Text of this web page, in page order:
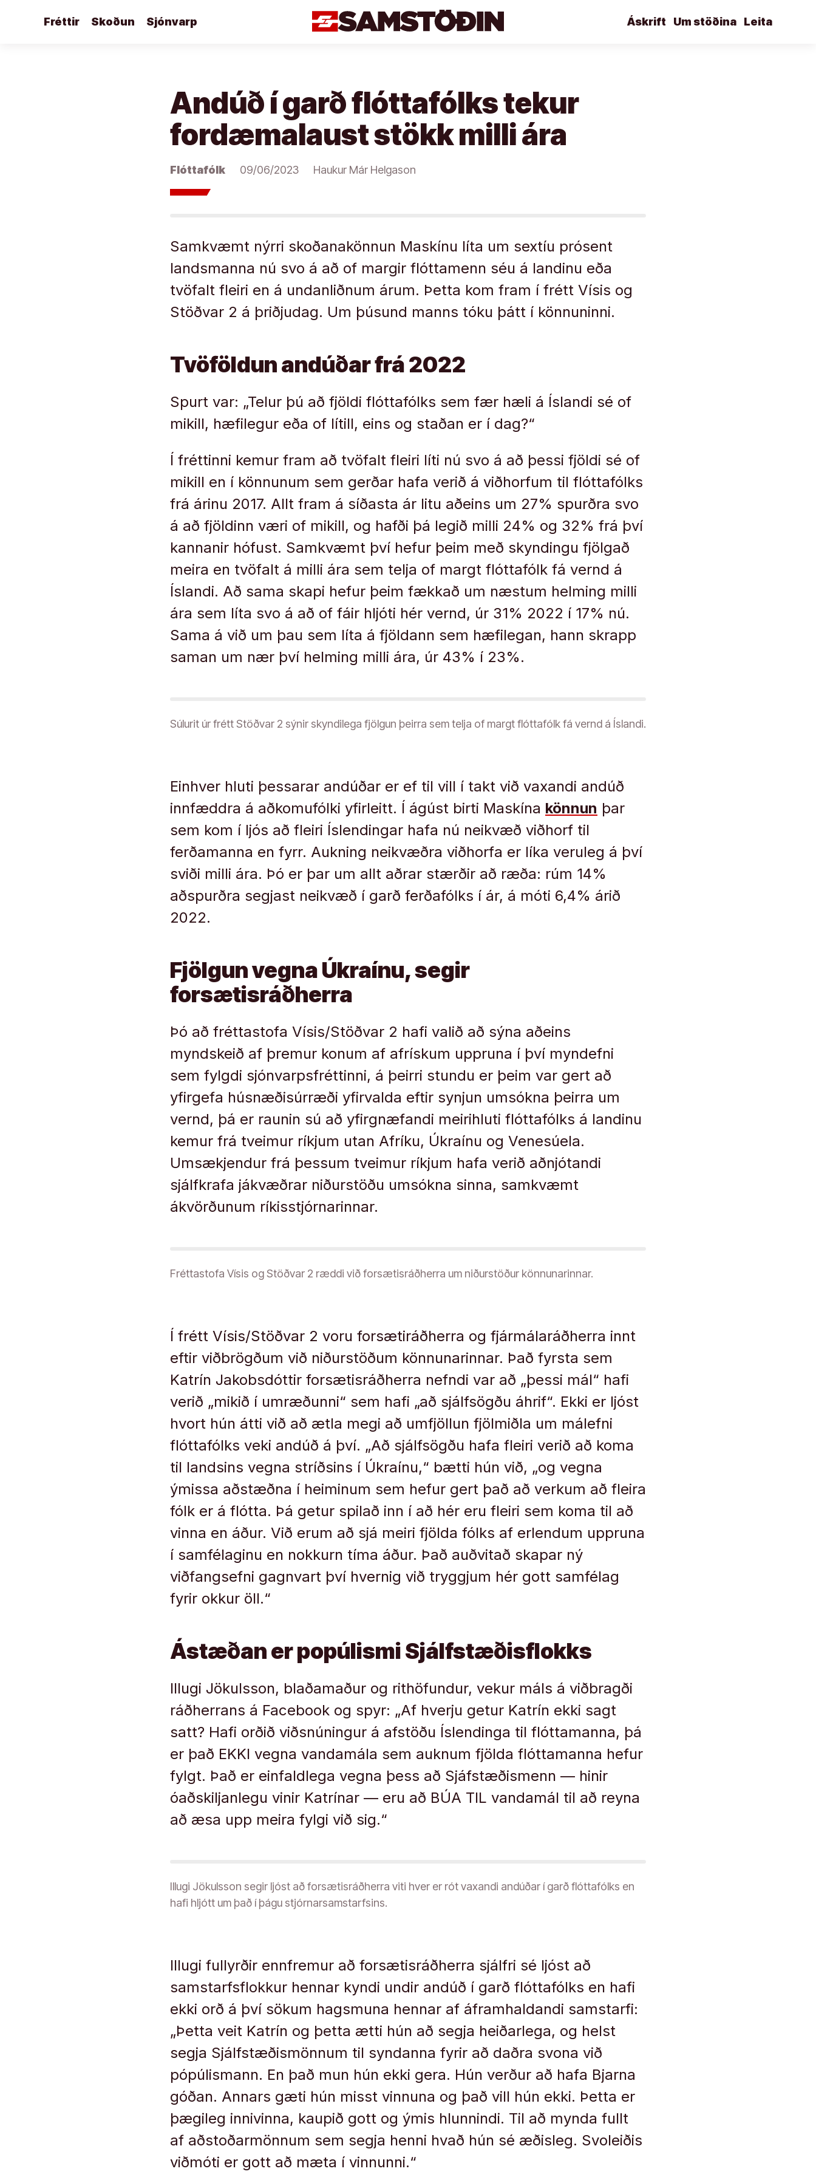
Fréttir Skoðun Sjónvarp Leita
Um stöðina
Áskrift
Andúð í garð flóttafólks tekur
fordæmalaust stökk milli ára
Flóttafólk 09/06/2023 Haukur Már Helgason
Samkvæmt nýrri skoðanakönnun Maskínu líta um sextíu prósent
landsmanna nú svo á að of margir flóttamenn séu á landinu eða
tvöfalt fleiri en á undanliðnum árum. Þetta kom fram í frétt Vísis og
Stöðvar 2 á þriðjudag. Um þúsund manns tóku þátt í könnuninni.
Tvöföldun andúðar frá 2022
Spurt var: „Telur þú að fjöldi flóttafólks sem fær hæli á Íslandi sé of
mikill, hæfilegur eða of lítill, eins og staðan er í dag?“
Í fréttinni kemur fram að tvöfalt fleiri líti nú svo á að þessi fjöldi sé of
mikill en í könnunum sem gerðar hafa verið á viðhorfum til flóttafólks
frá árinu 2017. Allt fram á síðasta ár litu aðeins um 27% spurðra svo
á að fjöldinn væri of mikill, og hafði þá legið milli 24% og 32% frá því
kannanir hófust. Samkvæmt því hefur þeim með skyndingu fjölgað
meira en tvöfalt á milli ára sem telja of margt flóttafólk fá vernd á
Íslandi. Að sama skapi hefur þeim fækkað um næstum helming milli
ára sem líta svo á að of fáir hljóti hér vernd, úr 31% 2022 í 17% nú.
Sama á við um þau sem líta á fjöldann sem hæfilegan, hann skrapp
saman um nær því helming milli ára, úr 43% í 23%.
Súlurit úr frétt Stöðvar 2 sýnir skyndilega fjölgun þeirra sem telja of margt flóttafólk fá vernd á Íslandi.
Einhver hluti þessarar andúðar er ef til vill í takt við vaxandi andúð
innfæddra á aðkomufólki yfirleitt. Í ágúst birti Maskína könnun þar
sem kom í ljós að fleiri Íslendingar hafa nú neikvæð viðhorf til
ferðamanna en fyrr. Aukning neikvæðra viðhorfa er líka veruleg á því
sviði milli ára. Þó er þar um allt aðrar stærðir að ræða: rúm 14%
aðspurðra segjast neikvæð í garð ferðafólks í ár, á móti 6,4% árið
2022.
Fjölgun vegna Úkraínu, segir
forsætisráðherra
Þó að fréttastofa Vísis/Stöðvar 2 hafi valið að sýna aðeins
myndskeið af þremur konum af afrískum uppruna í því myndefni
sem fylgdi sjónvarpsfréttinni, á þeirri stundu er þeim var gert að
yfirgefa húsnæðisúrræði yfirvalda eftir synjun umsókna þeirra um
vernd, þá er raunin sú að yfirgnæfandi meirihluti flóttafólks á landinu
kemur frá tveimur ríkjum utan Afríku, Úkraínu og Venesúela.
Umsækjendur frá þessum tveimur ríkjum hafa verið aðnjótandi
sjálfkrafa jákvæðrar niðurstöðu umsókna sinna, samkvæmt
ákvörðunum ríkisstjórnarinnar.
Fréttastofa Vísis og Stöðvar 2 ræddi við forsætisráðherra um niðurstöður könnunarinnar.
Í frétt Vísis/Stöðvar 2 voru forsætiráðherra og fjármálaráðherra innt
eftir viðbrögðum við niðurstöðum könnunarinnar. Það fyrsta sem
Katrín Jakobsdóttir forsætisráðherra nefndi var að „þessi mál“ hafi
verið „mikið í umræðunni“ sem hafi „að sjálfsögðu áhrif“. Ekki er ljóst
hvort hún átti við að ætla megi að umfjöllun fjölmiðla um málefni
flóttafólks veki andúð á því. „Að sjálfsögðu hafa fleiri verið að koma
til landsins vegna stríðsins í Úkraínu,“ bætti hún við, „og vegna
ýmissa aðstæðna í heiminum sem hefur gert það að verkum að fleira
fólk er á flótta. Þá getur spilað inn í að hér eru fleiri sem koma til að
vinna en áður. Við erum að sjá meiri fjölda fólks af erlendum uppruna
í samfélaginu en nokkurn tíma áður. Það auðvitað skapar ný
viðfangsefni gagnvart því hvernig við tryggjum hér gott samfélag
fyrir okkur öll.“
Ástæðan er popúlismi Sjálfstæðisflokks
Illugi Jökulsson, blaðamaður og rithöfundur, vekur máls á viðbragði
ráðherrans á Facebook og spyr: „Af hverju getur Katrín ekki sagt
satt? Hafi orðið viðsnúningur á afstöðu Íslendinga til flóttamanna, þá
er það EKKI vegna vandamála sem auknum fjölda flóttamanna hefur
fylgt. Það er einfaldlega vegna þess að Sjáfstæðismenn — hinir
óaðskiljanlegu vinir Katrínar — eru að BÚA TIL vandamál til að reyna
að æsa upp meira fylgi við sig.“
Illugi Jökulsson segir ljóst að forsætisráðherra viti hver er rót vaxandi andúðar í garð flóttafólks en
hafi hljótt um það í þágu stjórnarsamstarfsins.
Illugi fullyrðir ennfremur að forsætisráðherra sjálfri sé ljóst að
samstarfsflokkur hennar kyndi undir andúð í garð flóttafólks en hafi
ekki orð á því sökum hagsmuna hennar af áframhaldandi samstarfi:
„Þetta veit Katrín og þetta ætti hún að segja heiðarlega, og helst
segja Sjálfstæðismönnum til syndanna fyrir að daðra svona við
pópúlismann. En það mun hún ekki gera. Hún verður að hafa Bjarna
góðan. Annars gæti hún misst vinnuna og það vill hún ekki. Þetta er
þægileg innivinna, kaupið gott og ýmis hlunnindi. Til að mynda fullt
af aðstoðarmönnum sem segja henni hvað hún sé æðisleg. Svoleiðis
viðmóti er gott að mæta í vinnunni.“